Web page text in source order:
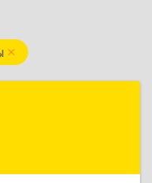
м.р-